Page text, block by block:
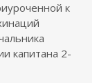
к
капитана 2-